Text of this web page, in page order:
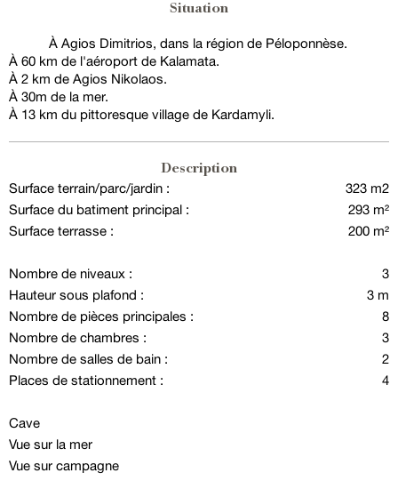
Situation
À Agios Dimitrios, dans la région de Péloponnèse.
À 60 km de l'aéroport de Kalamata.
À 2 km de Agios Nikolaos.
À 30m de la mer.
À 13 km du pittoresque village de Kardamyli.
Description
Surface terrain/parc/jardin :
323 m2
Surface du batiment principal :
293 m²
Surface terrasse :
200 m²
Nombre de niveaux :
3
Hauteur sous plafond :
3 m
Nombre de pièces principales :
8
Nombre de chambres :
3
Nombre de salles de bain :
2
Places de stationnement :
4
Cave
Vue sur la mer
Vue sur campagne